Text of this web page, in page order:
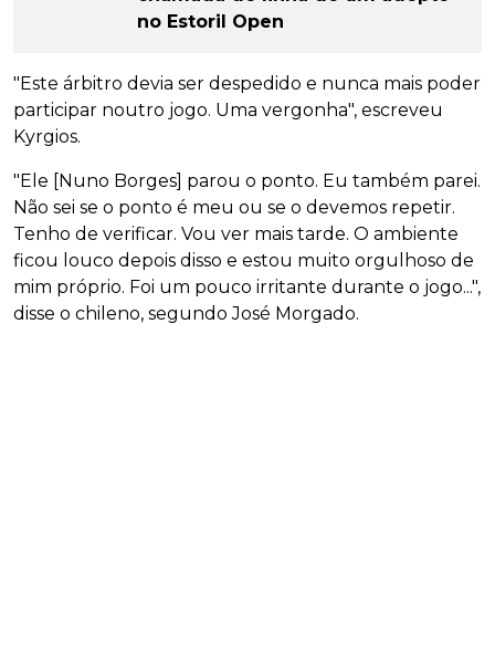
no Estoril Open
"Este árbitro devia ser despedido e nunca mais poder
participar noutro jogo. Uma vergonha", escreveu
Kyrgios.
"Ele [Nuno Borges] parou o ponto. Eu também parei.
Não sei se o ponto é meu ou se o devemos repetir.
Tenho de verificar. Vou ver mais tarde. O ambiente
ficou louco depois disso e estou muito orgulhoso de
mim próprio. Foi um pouco irritante durante o jogo...",
disse o chileno, segundo José Morgado.